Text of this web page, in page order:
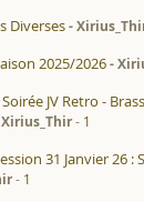
Diverses
2025/2026
JV Retro -
Xirius_Thir 1
31 Janvier 26
1